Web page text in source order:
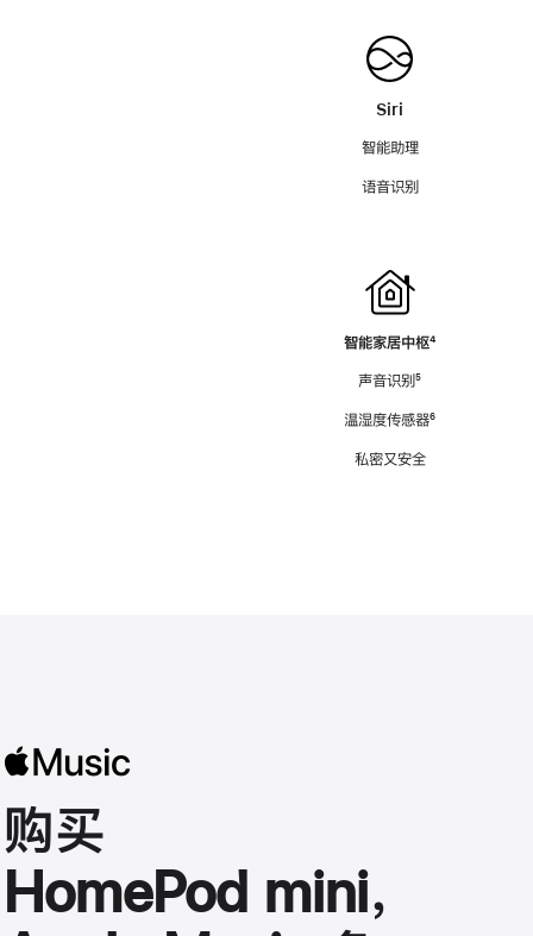
Siri
智能助理
语音识别
智能家居中枢脚
⁴
声音识别脚
⁵
温湿度传感器脚
⁶
私密又安全
购买
HomePod mini，